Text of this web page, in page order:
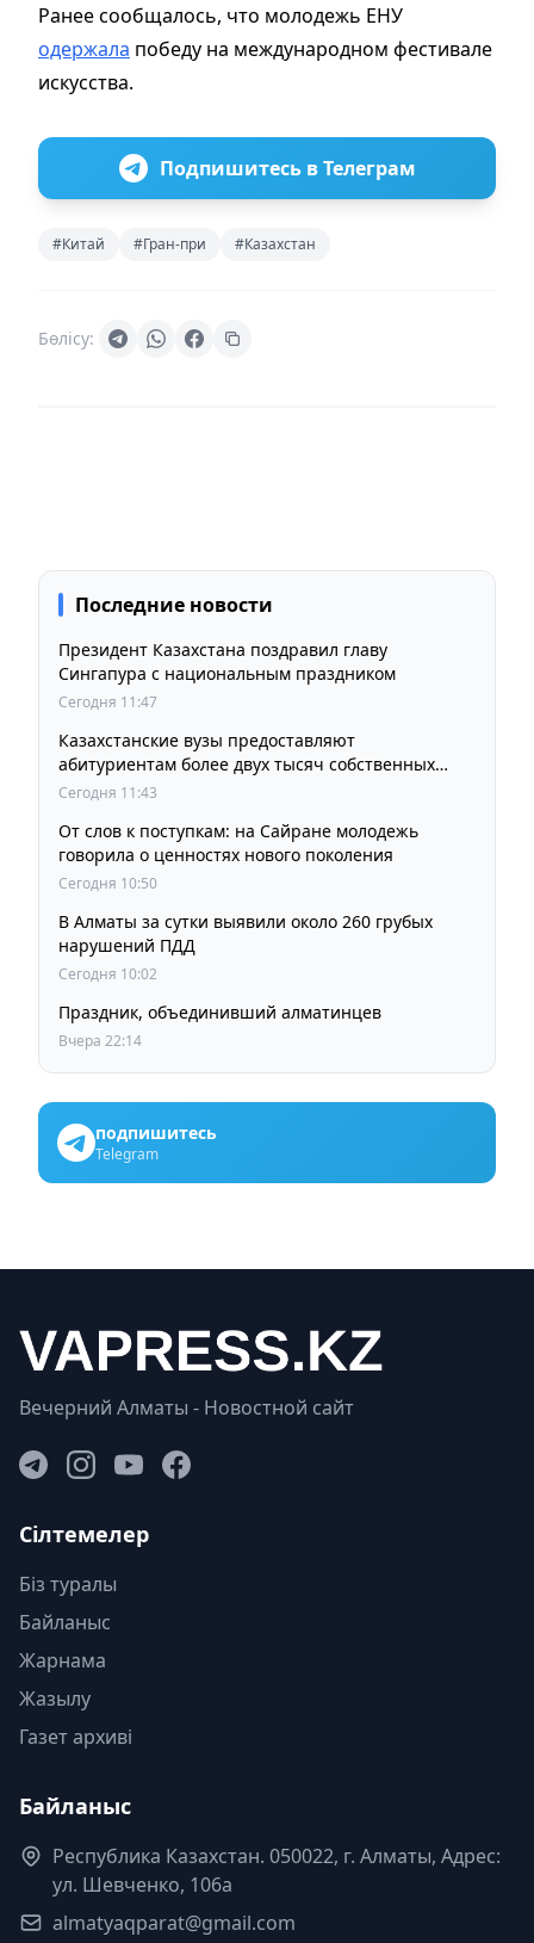
Ранее сообщалось, что молодежь ЕНУ
одержала победу на международном фестивале
искусства.
Подпишитесь в Телеграм
#Китай #Гран-при #Казахстан
Бөлісу:
Последние новости
Президент Казахстана поздравил главу
Сингапура с национальным праздником
Сегодня 11:47
Казахстанские вузы предоставляют
абитуриентам более двух тысяч собственных
образовательных грантов
Сегодня 11:43
От слов к поступкам: на Сайране молодежь
говорила о ценностях нового поколения
Сегодня 10:50
В Алматы за сутки выявили около 260 грубых
нарушений ПДД
Сегодня 10:02
Праздник, объединивший алматинцев
Вчера 22:14
подпишитесь
Telegram
Вечерний Алматы - Новостной сайт
Сілтемелер
Біз туралы
Байланыс
Жарнама
Жазылу
Газет архиві
Байланыс
Республика Казахстан. 050022, г. Алматы, Адрес:
ул. Шевченко, 106а
almatyaqparat@gmail.com